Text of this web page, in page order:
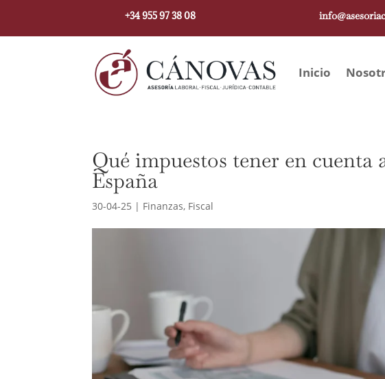
+34 955 97 38 08
Inicio
Qué impuestos tener en cuenta
España
30-04-25 | Finanzas, Fiscal